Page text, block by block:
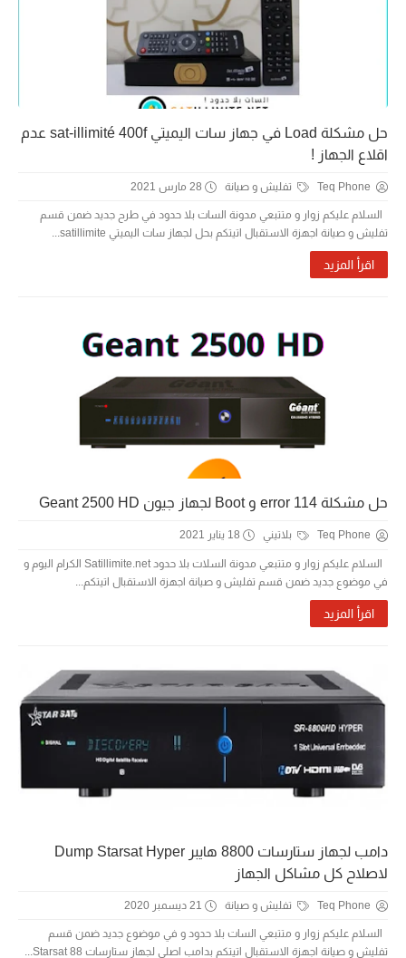
حل مشكلة Load في جهاز سات اليميتي sat-illimité 400f عدم
اقلاع الجهاز !
Teq Phone تفليش و صيانة 28 مارس 2021
السلام عليكم زوار و متتبعي مدونة السات بلا حدود في طرح جديد ضمن قسم
تفليش و صيانة اجهزة الاستقبال اتيتكم بحل لجهاز سات اليميتي satillimite...
اقرأ المزيد
حل مشكلة error 114 و Boot لجهاز جيون Geant 2500 HD
Teq Phone بلاتيني 18 يناير 2021
السلام عليكم زوار و متتبعي مدونة السلات بلا حدود Satillimite.net الكرام اليوم و
في موضوع جديد ضمن قسم تفليش و صيانة اجهزة الاستقبال اتيتكم...
اقرأ المزيد
دامب لجهاز ستارسات 8800 هايبر Dump Starsat Hyper
لاصلاح كل مشاكل الجهاز
Teq Phone تفليش و صيانة 21 ديسمبر 2020
السلام عليكم زوار و متتبعي السات بلا حدود و في موضوع جديد ضمن قسم
تفليش و صيانة اجهزة الاستقبال اتيتكم بدامب اصلي لجهاز ستارسات Starsat 88...